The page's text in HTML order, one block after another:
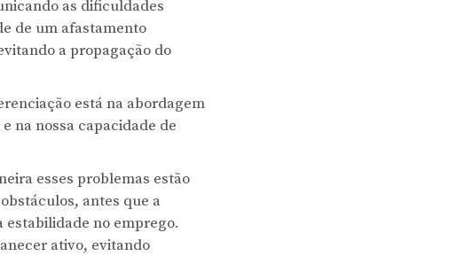
as dificuldades
de um afastamento
a propagação do
está na abordagem
na nossa capacidade de
esses problemas estão
antes que a
estabilidade no emprego.
ativo, evitando